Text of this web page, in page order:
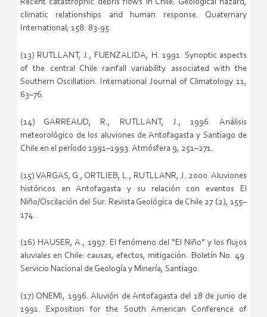
Recent catastrophic debris flows in Chile: Geological hazard,
climatic relationships and human response. Quaternary
International; 158: 83-95.
(13) RUTLLANT, J., FUENZALIDA, H. 1991. Synoptic aspects
of the central Chile rainfall variability associated with the
Southern Oscillation. International Journal of Climatology 11,
63–76.
(14) GARREAUD, R., RUTLLANT, J., 1996. Análisis
meteorológico de los aluviones de Antofagasta y Santiago de
Chile en el período 1991–1993. Atmósfera 9, 251–271.
(15) VARGAS, G., ORTLIEB, L., RUTLLANR, J. 2000. Aluviones
históricos en Antofagasta y su relación con eventos El
Niño/Oscilación del Sur. Revista Geológica de Chile 27 (2), 155–
174.
(16) HAUSER, A., 1997. El fenómeno del “El Niño” y los flujos
aluviales en Chile: causas, efectos, mitigación. Boletín No. 49.
Servicio Nacional de Geología y Minería, Santiago.
(17) ONEMI, 1996. Aluvión de Antofagasta del 18 de junio de
1991. Exposition for the South American Conference of